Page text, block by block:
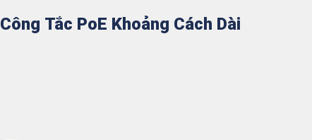
Công Tắc PoE Khoảng Cách Dài